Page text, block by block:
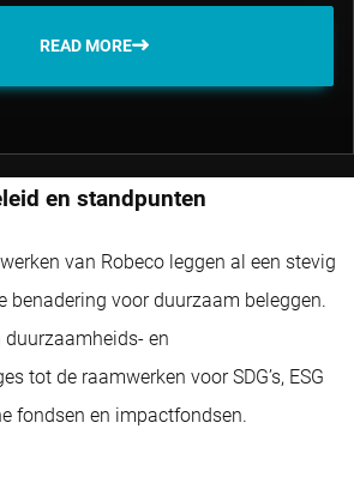
READ MORE
en standpunten
van Robeco leggen al een stevig
benadering voor duurzaam beleggen.
duurzaamheids- en
tot de raamwerken voor SDG’s, ESG
fondsen en impactfondsen.